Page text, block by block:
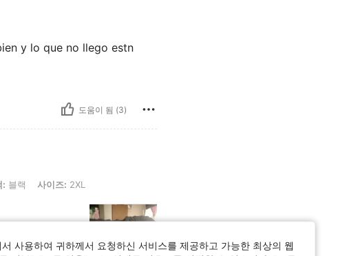
y lo que no llego estn
도움이 됨 (3)
: 블랙 사이즈: 2XL
사용하여 귀하께서 요청하신 서비스를 제공하고 가능한 최상의 웹